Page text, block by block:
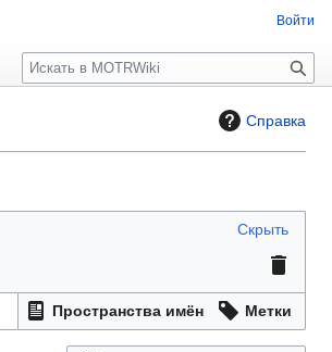
Справка
Скрыть
Пространства имён Метки
Войти
П
о
к